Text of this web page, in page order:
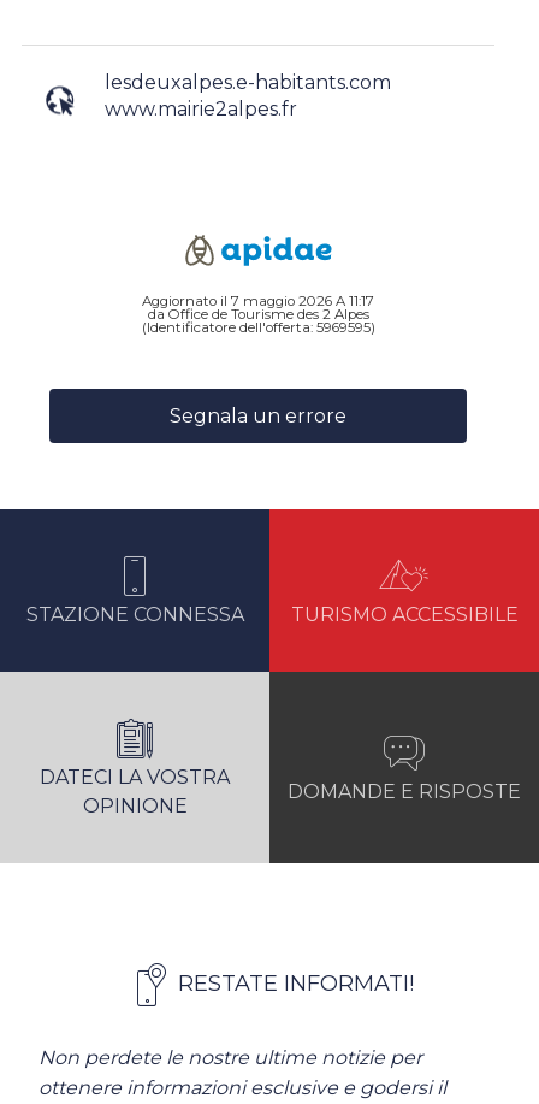
lesdeuxalpes.e-habitants.com
www.mairie2alpes.fr
Aggiornato il 7 maggio 2026 A 11:17
da Office de Tourisme des 2 Alpes
(Identificatore dell'offerta: 5969595)
Segnala un errore
STAZIONE CONNESSA TURISMO ACCESSIBILE
DATECI LA VOSTRA
OPINIONE
DOMANDE E RISPOSTE
RESTATE INFORMATI!
Non perdete le nostre ultime notizie per
ottenere informazioni esclusive e godersi il